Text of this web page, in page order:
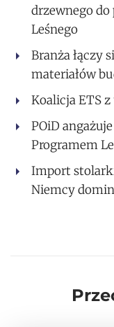
drzewnego
Leśnego
Branża łączy
materiałów
Koalicja ETS z
POiD
Programem
Import
Niemcy